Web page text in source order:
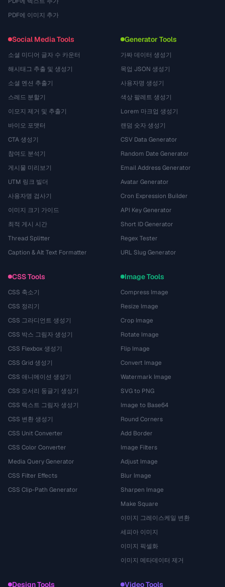
PDF에 이미지 추가
Social Media Tools
소셜 미디어 글자 수 카운터
해시태그 추출 및 생성기
소셜 멘션 추출기
스레드 분할기
이모지 제거 및 추출기
바이오 포맷터
CTA 생성기
참여도 분석기
게시물 미리보기
UTM 링크 빌더
사용자명 검사기
이미지 크기 가이드
최적 게시 시간
Thread Splitter
Caption & Alt Text Formatter
Generator Tools
가짜 데이터 생성기
목업 JSON 생성기
사용자명 생성기
색상 팔레트 생성기
Lorem 마크업 생성기
랜덤 숫자 생성기
CSV Data Generator
Random Date Generator
Email Address Generator
Avatar Generator
Cron Expression Builder
API Key Generator
Short ID Generator
Regex Tester
URL Slug Generator
CSS Tools
CSS 축소기
CSS 정리기
CSS 그라디언트 생성기
CSS 박스 그림자 생성기
CSS Flexbox 생성기
CSS Grid 생성기
CSS 애니메이션 생성기
CSS 모서리 둥글기 생성기
CSS 텍스트 그림자 생성기
CSS 변환 생성기
CSS Unit Converter
CSS Color Converter
Media Query Generator
CSS Filter Effects
CSS Clip-Path Generator
Image Tools
Compress Image
Resize Image
Crop Image
Rotate Image
Flip Image
Convert Image
Watermark Image
SVG to PNG
Image to Base64
Round Corners
Add Border
Image Filters
Adjust Image
Blur Image
Sharpen Image
Make Square
이미지 그레이스케일 변환
세피아 이미지
이미지 픽셀화
이미지 메타데이터 제거
Design Tools Video Tools